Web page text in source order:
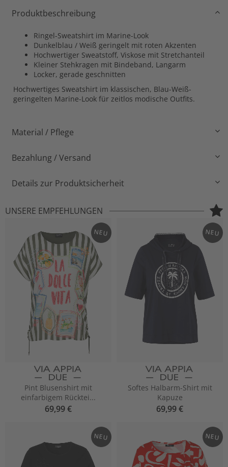
Produktbeschreibung
Ringel-Sweatshirt im Marine-Look
Dunkelblau / Weiß geringelt mit roten Akzenten
Hochwertiger Sweatstoff, Viskose mit Stretchanteil
Kleiner Stehkragen mit Bindeband, Langarm
Locker, gerade geschnitten
Hochwertiges Sweatshirt im klassischen, Blau-Weiß-
geringelten Marine-Look für zeitlos modische Outfits.
Material / Pflege
Bezahlung / Versand
Details zur Produktsicherheit
UNSERE EMPFEHLUNGEN
NEU
Pint Blusenshirt mit
einfarbigem Rücktei...
69,99 €
NEU
Softes Halbarm-Shirt mit
Kapuze
69,99 €
NEU NEU